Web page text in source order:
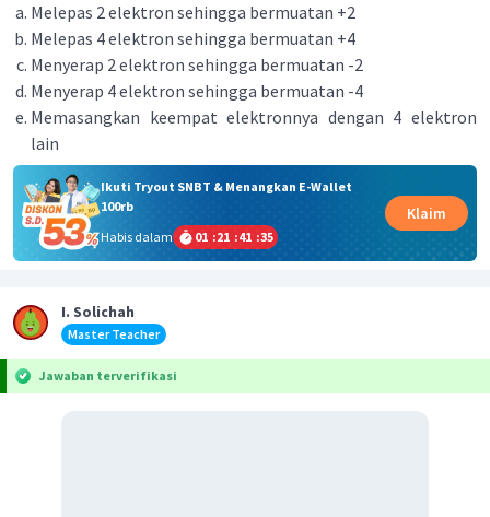
Melepas 2 elektron sehingga bermuatan +2
Melepas 4 elektron sehingga bermuatan +4
Menyerap 2 elektron sehingga bermuatan -2
Menyerap 4 elektron sehingga bermuatan -4
Memasangkan keempat elektronnya dengan 4 elektron
lain
Ikuti Tryout SNBT & Menangkan E-Wallet
100rb
Habis dalam
01 :21 :41 :35
Klaim
I. Solichah
Master Teacher
Jawaban terverifikasi